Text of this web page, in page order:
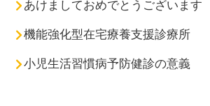
あけましておめでとうございます
機能強化型在宅療養支援診療所
小児生活習慣病予防健診の意義